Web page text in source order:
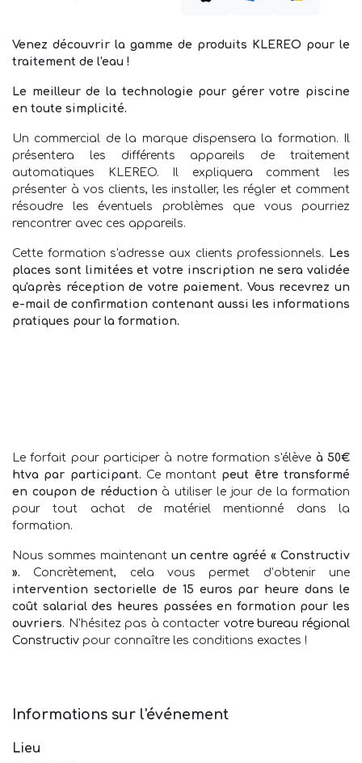
Venez découvrir la gamme de produits KLEREO pour le
traitement de l'eau !
Le meilleur de la technologie pour gérer votre piscine
en toute simplicité.
Un commercial de la marque dispensera la formation. Il
présentera les différents appareils de traitement
automatiques KLEREO. Il expliquera comment les
présenter à vos clients, les installer, les régler et comment
résoudre les éventuels problèmes que vous pourriez
rencontrer avec ces appareils.
Cette formation s'adresse aux clients professionnels.
Les
places sont limitées et votre inscription ne sera validée
qu'après réception de votre paiement. Vous recevrez un
e-mail de confirmation contenant aussi les informations
pratiques pour la formation.
Le forfait pour participer à notre formation s'élève à 50€
htva par participant. Ce montant peut être transformé
en coupon de réduction à utiliser le jour de la formation
pour tout achat de matériel mentionné dans la
formation.
Nous sommes maintenant un centre agréé « Constructiv
». Concrètement, cela vous permet d’obtenir une
intervention sectorielle de 15 euros par heure dans le
coût salarial des heures passées en formation pour les
ouvriers. N’hésitez pas à contacter votre bureau régional
Constructiv pour connaître les conditions exactes !
Informations sur l'événement
Lieu